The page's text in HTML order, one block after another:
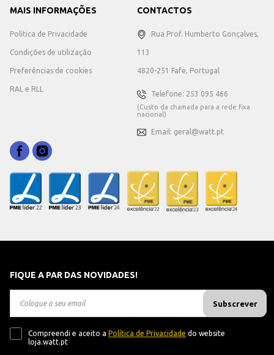
MAIS INFORMAÇÕES
Política de Privacidade
Condições de utilização
Preferências de cookies
RAL e RLL
CONTACTOS
Rua Prof. Humberto Gonçalves,
113
4820-251 Fafe, Portugal
Telefone: 253 095 466
(Custo da chamada para a rede fixa
nacional)
Email: geral@watt.pt
FIQUE A PAR DAS NOVIDADES!
Subscrever
Compreendi e aceito a Política de Privacidade do website
loja.watt.pt